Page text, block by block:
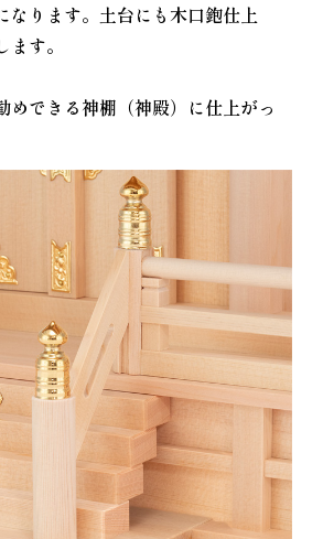
なります。土台にも木口鉋仕上
す。
めできる神棚（神殿）に仕上がっ